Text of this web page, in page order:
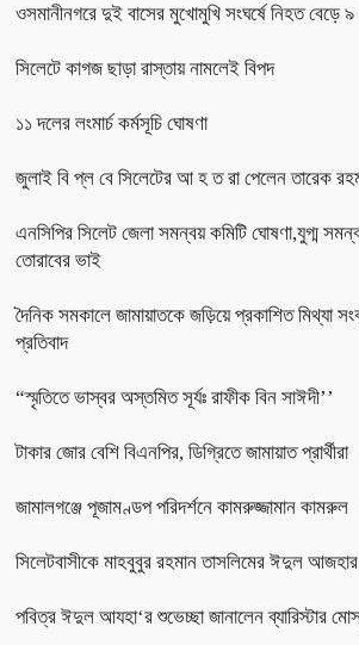
ওসমানীনগরে দুই বাসের মুখোমুখি সংঘর্ষে নিহত বেড়ে ৯
সিলেটে কাগজ ছাড়া রাস্তায় নামলেই বিপদ
১১ দলের লংমার্চ কর্মসূচি ঘোষণা
জুলাই বি প্ল বে সিলেটের আ হ ত রা পেলেন তারেক
এনসিপির সিলেট জেলা সমন্বয় কমিটি ঘোষণা,যুগ্ম
তোরাবের ভাই
দৈনিক সমকালে জামায়াতকে জড়িয়ে প্রকাশিত মিথ্যা
প্রতিবাদ
“স্মৃতিতে ভাস্বর অস্তমিত সূর্যঃ রাফীক বিন সাঈদী’’
টাকার জোর বেশি বিএনপির, ডিগ্রিতে জামায়াত প্রার্থীরা
জামালগঞ্জে পূজামণ্ডপ পরিদর্শনে কামরুজ্জামান কামরুল
সিলেটবাসীকে মাহবুবুর রহমান তাসলিমের ঈদুল
পবিত্র ঈদুল আযহা‘র শুভেচ্ছা জানালেন ব্যারিস্টার